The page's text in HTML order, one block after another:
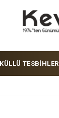
TESBİHLER